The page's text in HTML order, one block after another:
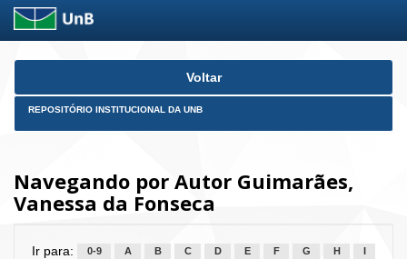
Skip
Voltar
REPOSITÓRIO INSTITUCIONAL DA UNB
Navegando por Autor Guimarães,
Vanessa da Fonseca
Ir para: 0-9 A B C D E F G H